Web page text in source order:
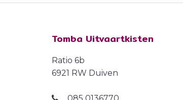
Tomba Uitvaartkisten
Ratio 6b
6921 RW Duiven